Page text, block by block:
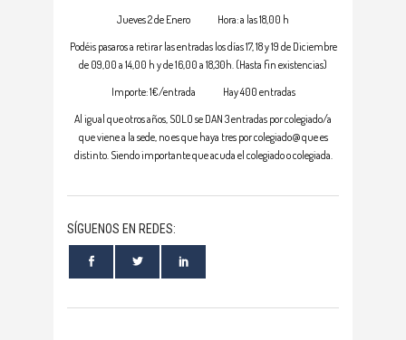
Jueves 2 de Enero Hora: a las 18,00 h
Podéis pasaros a retirar las entradas los días 17, 18 y 19 de Diciembre
de 09,00 a 14,00 h y de 16,00 a 18,30h. (Hasta fin existencias)
Importe: 1€/entrada Hay 400 entradas
Al igual que otros años, SOLO se DAN 3 entradas por colegiado/a
que viene a la sede, no es que haya tres por colegiado@ que es
distinto. Siendo importante que acuda el colegiado o colegiada.
SÍGUENOS EN REDES: